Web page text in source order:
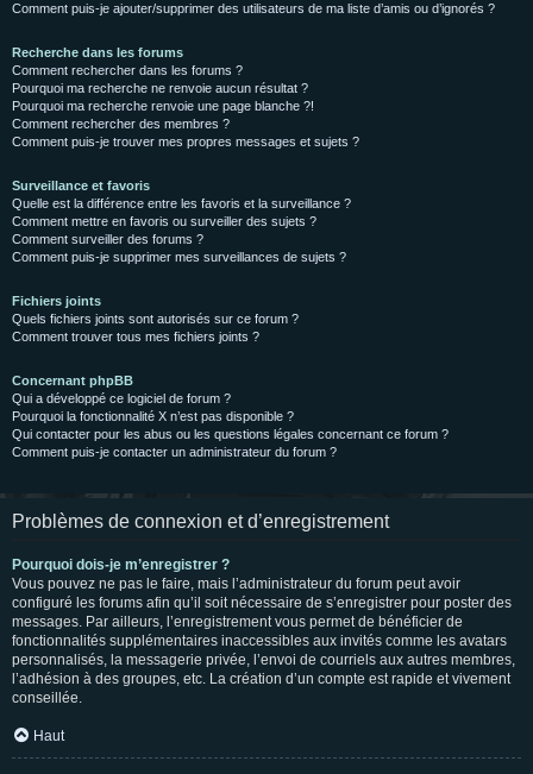
Comment puis-je ajouter/supprimer des utilisateurs de ma liste d’amis ou d’ignorés ?
Recherche dans les forums
Comment rechercher dans les forums ?
Pourquoi ma recherche ne renvoie aucun résultat ?
Pourquoi ma recherche renvoie une page blanche ?!
Comment rechercher des membres ?
Comment puis-je trouver mes propres messages et sujets ?
Surveillance et favoris
Quelle est la différence entre les favoris et la surveillance ?
Comment mettre en favoris ou surveiller des sujets ?
Comment surveiller des forums ?
Comment puis-je supprimer mes surveillances de sujets ?
Fichiers joints
Quels fichiers joints sont autorisés sur ce forum ?
Comment trouver tous mes fichiers joints ?
Concernant phpBB
Qui a développé ce logiciel de forum ?
Pourquoi la fonctionnalité X n’est pas disponible ?
Qui contacter pour les abus ou les questions légales concernant ce forum ?
Comment puis-je contacter un administrateur du forum ?
Problèmes de connexion et d’enregistrement
Pourquoi dois-je m’enregistrer ?
Vous pouvez ne pas le faire, mais l’administrateur du forum peut avoir
configuré les forums afin qu’il soit nécessaire de s’enregistrer pour poster des
messages. Par ailleurs, l’enregistrement vous permet de bénéficier de
fonctionnalités supplémentaires inaccessibles aux invités comme les avatars
personnalisés, la messagerie privée, l’envoi de courriels aux autres membres,
l’adhésion à des groupes, etc. La création d’un compte est rapide et vivement
conseillée.
Haut